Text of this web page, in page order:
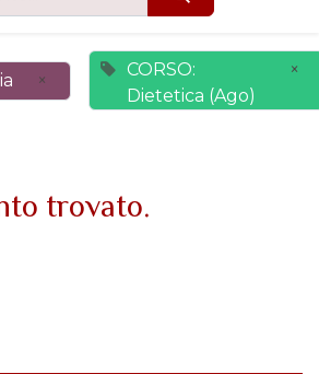
×
CORSO:
Dietetica (Ago)
×
trovato.